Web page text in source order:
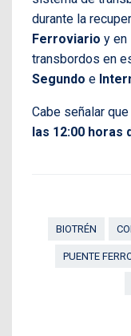
durante la
Ferroviario y en
transbordos en
Segundo e
Cabe señalar que
las 12:00 horas
BIOTRÉN
PUENTE